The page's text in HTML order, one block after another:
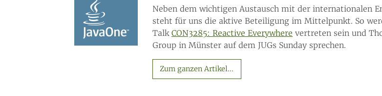
Neben dem wichtigen Austausch mit der internationalen
steht für uns die aktive Beteiligung im Mittelpunkt. So
Talk CON3285: Reactive Everywhere vertreten sein und
Group in Münster auf dem JUGs Sunday sprechen.
Zum ganzen Artikel...